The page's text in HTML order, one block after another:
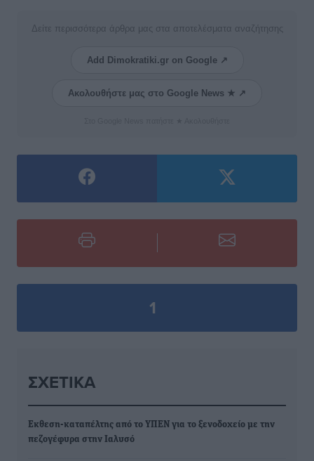
Δείτε περισσότερα άρθρα μας στα αποτελέσματα αναζήτησης
Add Dimokratiki.gr on Google ↗
Ακολουθήστε μας στο Google News ★ ↗
1
ΣΧΕΤΙΚΆ
Εκθεση-καταπέλτης από το ΥΠΕΝ για το ξενοδοχείο με την
πεζογέφυρα στην Ιαλυσό